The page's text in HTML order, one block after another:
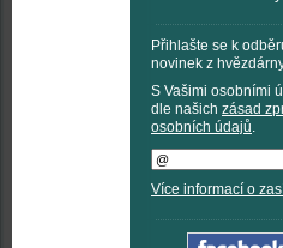
Přihlašte se k
novinek z
S Vašimi osobními
dle našich zásad
osobních údajů.
Více informací o